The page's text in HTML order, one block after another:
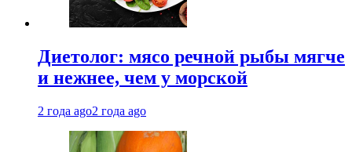
Диетолог: мясо речной рыбы мягче
и нежнее, чем у морской
2 года ago2 года ago